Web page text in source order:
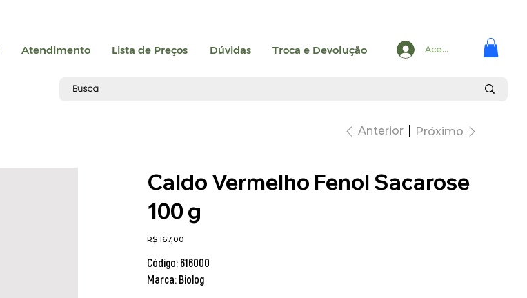
Atendimento Lista de Preços Dúvidas Troca e Devolução Acesse
Anterior Próximo
Caldo Vermelho Fenol Sacarose
100 g
Preço
R$ 167,00
Código: 616000
Marca: Biolog